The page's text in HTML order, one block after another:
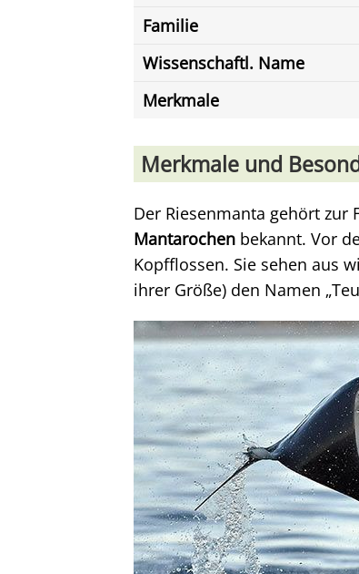
Familie
Wissenschaftl. Name
Merkmale
Merkmale und
Der Riesenmanta gehört
Mantarochen bekannt. Vor
Kopfflossen. Sie sehen aus
ihrer Größe) den Namen